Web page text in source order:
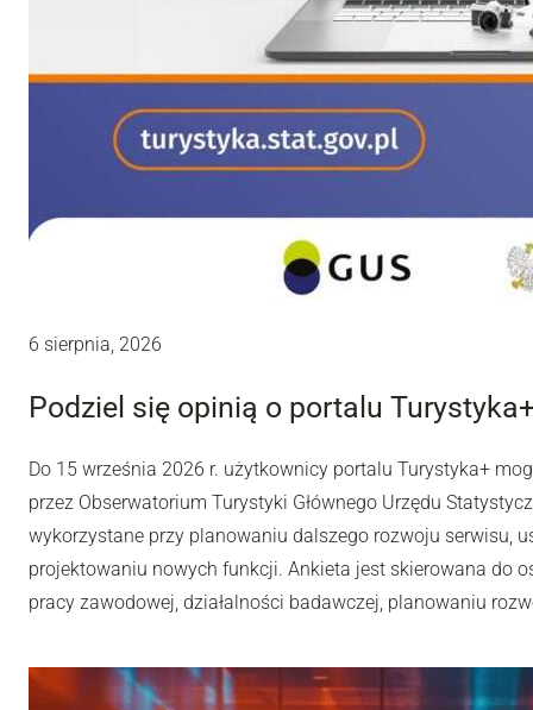
6 sierpnia, 2026
Podziel się opinią o portalu
Do 15 września 2026 r. użytkownicy portalu Turystyka+
przez Obserwatorium Turystyki Głównego Urzędu
wykorzystane przy planowaniu dalszego rozwoju serwisu,
projektowaniu nowych funkcji. Ankieta jest skierowana do
pracy zawodowej, działalności badawczej, planowaniu